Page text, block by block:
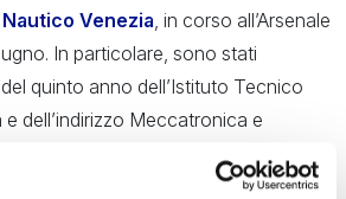
Venezia, in corso all’Arsenale
In particolare, sono stati
quinto anno dell’Istituto Tecnico
dell’indirizzo Meccatronica e
navale, in quello degli apparati e